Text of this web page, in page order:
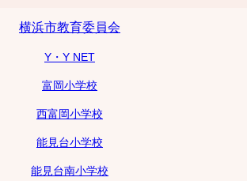
横浜市教育委員会
Y・Y NET
富岡小学校
西富岡小学校
能見台小学校
能見台南小学校